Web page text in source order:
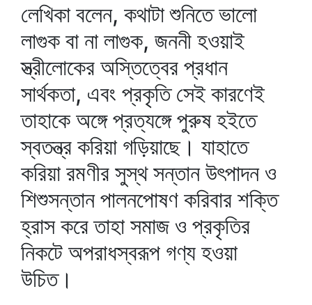
লেখিকা বলেন, কথাটা শুনিতে ভালো
লাগুক বা না লাগুক, জননী হওয়াই
স্ত্রীলোকের অস্তিত্বের প্রধান
সার্থকতা, এবং প্রকৃতি সেই কারণেই
তাহাকে অঙ্গে প্রত্যঙ্গে পুরুষ হইতে
স্বতন্ত্র করিয়া গড়িয়াছে। যাহাতে
করিয়া রমণীর সুস্থ সন্তান উৎপাদন ও
শিশুসন্তান পালনপোষণ করিবার শক্তি
হ্রাস করে তাহা সমাজ ও প্রকৃতির
নিকটে অপরাধস্বরূপ গণ্য হওয়া
উচিত।